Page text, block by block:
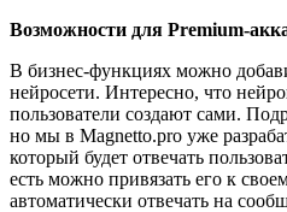
Возможности для Premium-
В бизнес-функциях можно
нейросети. Интересно, что
пользователи создают сами.
но мы в Magnetto.pro уже
который будет отвечать
есть можно привязать его к
автоматически отвечать на